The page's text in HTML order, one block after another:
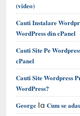
(video)
Cauti Instalare
WordPress din cPanel
Cauti Site Pe
cPanel
Cauti Site Wordpress
WordPress?
George laCum se